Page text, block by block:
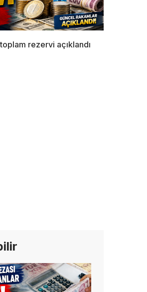
rezervi açıklandı